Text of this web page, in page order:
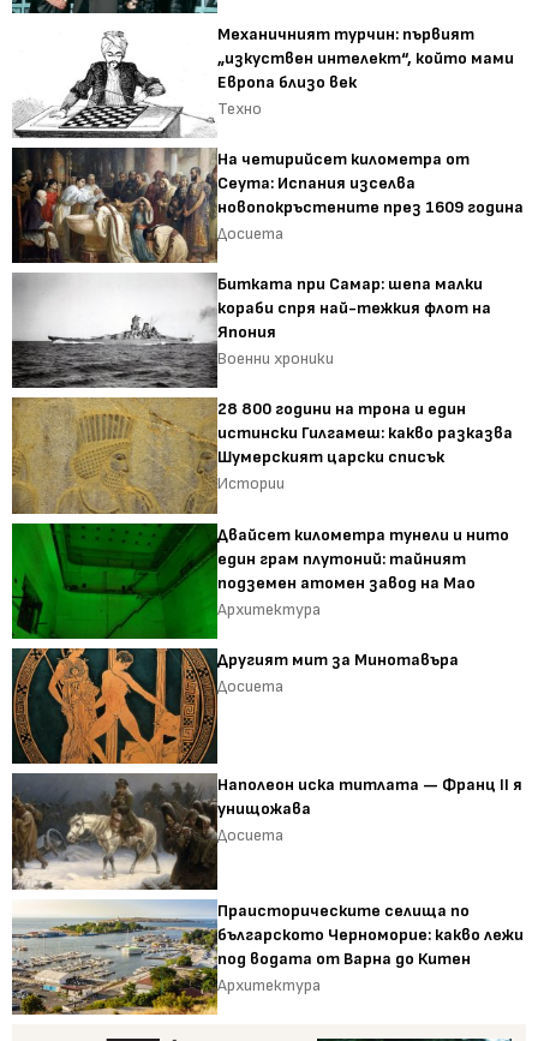
Механичният турчин: първият
„изкуствен интелект“, който мами
Европа близо век
Техно
На четирийсет километра от
Сеута: Испания изселва
новопокръстените през 1609 година
Досиета
Битката при Самар: шепа малки
кораби спря най-тежкия флот на
Япония
Военни хроники
28 800 години на трона и един
истински Гилгамеш: какво разказва
Шумерският царски списък
Истории
Двайсет километра тунели и нито
един грам плутоний: тайният
подземен атомен завод на Мао
Архитектура
Другият мит за Минотавъра
Досиета
Наполеон иска титлата — Франц II я
унищожава
Досиета
Праисторическите селища по
българското Черноморие: какво лежи
под водата от Варна до Китен
Архитектура